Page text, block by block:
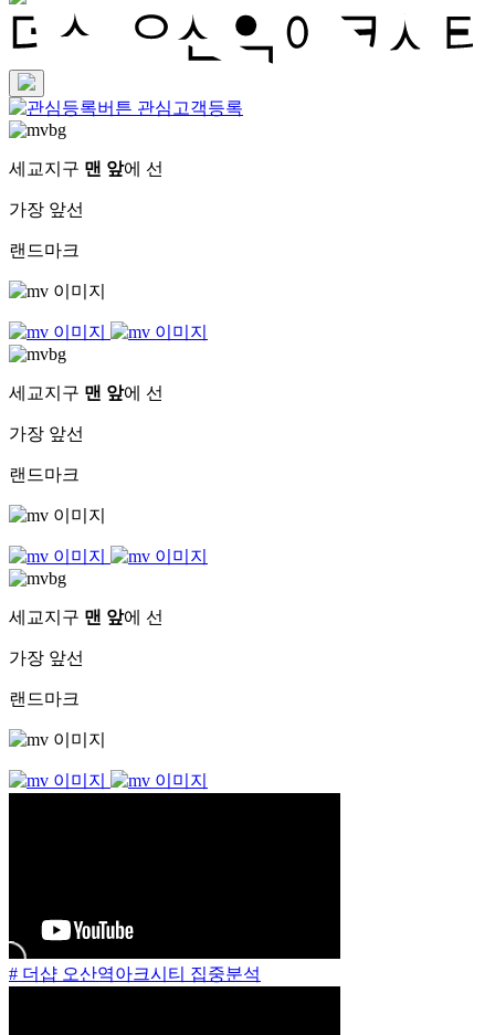
관심고객등록
세교지구 맨 앞에 선
가장 앞선
랜드마크
세교지구 맨 앞에 선
가장 앞선
랜드마크
세교지구 맨 앞에 선
가장 앞선
랜드마크
# 더샵 오산역아크시티 집중분석